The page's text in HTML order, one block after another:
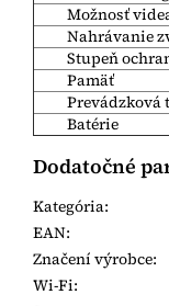
Možnosť
Nahrávanie
Stupeň
Pamäť
Prevádzková
Batérie
Dodatočné
Kategória:
EAN:
Značení výrobce:
Wi-Fi: